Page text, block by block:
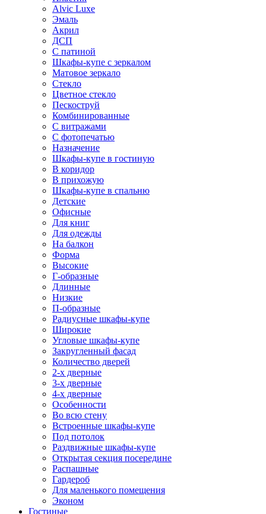
Alvic Luxe
Эмаль
Акрил
ДСП
С патиной
Шкафы-купе с зеркалом
Матовое зеркало
Стекло
Цветное стекло
Пескоструй
Комбинированные
С витражами
С фотопечатью
Назначение
Шкафы-купе в гостиную
В коридор
В прихожую
Шкафы-купе в спальню
Детские
Офисные
Для книг
Для одежды
На балкон
Форма
Высокие
Г-образные
Длинные
Низкие
П-образные
Радиусные шкафы-купе
Широкие
Угловые шкафы-купе
Закругленный фасад
Количество дверей
2-х дверные
3-х дверные
4-х дверные
Особенности
Во всю стену
Встроенные шкафы-купе
Под потолок
Раздвижные шкафы-купе
Открытая секция посередине
Распашные
Гардероб
Для маленького помещения
Эконом
Гостиные